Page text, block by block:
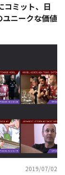
コミット、日
ニークな価値
2019/07/02